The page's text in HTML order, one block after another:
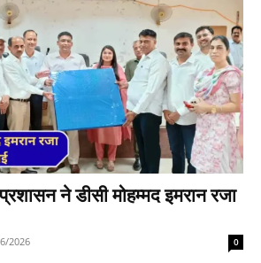
ने डीसी मोहम्मद इमरान रजा
2026 0